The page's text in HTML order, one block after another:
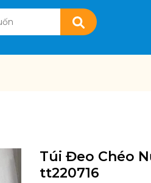
Túi Đeo Chéo
tt220716